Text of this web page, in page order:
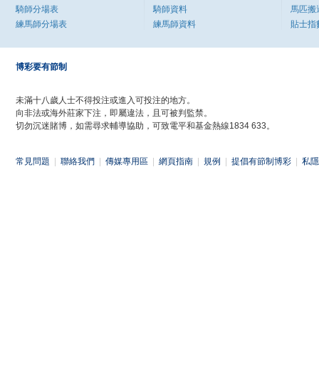
騎師分場表
練馬師分場表
騎師資料
練馬師資料
馬匹搬
貼士指
博彩要有節制
未滿十八歲人士不得投注或進入可投注的地方。
向非法或海外莊家下注，即屬違法，且可被判監禁。
切勿沉迷賭博，如需尋求輔導協助，可致電平和基金熱線1834 633。
常見問題 聯絡我們 傳媒專用區 網頁指南 規例 提倡有節制博彩 私